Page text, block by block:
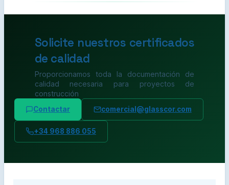
Solicite nuestros certificados
de calidad
Proporcionamos toda la documentación de
calidad necesaria para proyectos de
construcción
Contactar comercial@glasscor.com
+34 968 886 055